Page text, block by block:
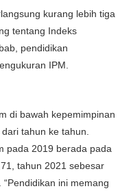
kurang lebih tiga
tentang Indeks
pendidikan
IPM.
di bawah kepemimpinan
tahun ke tahun.
pada 2019 berada pada
tahun 2021 sebesar
ini memang